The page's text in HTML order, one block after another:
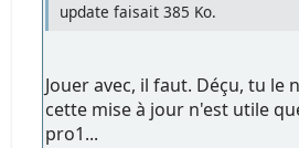
update faisait 385 Ko.
Jouer avec, il faut. Déçu, tu le
cette mise à jour n'est utile
pro1...